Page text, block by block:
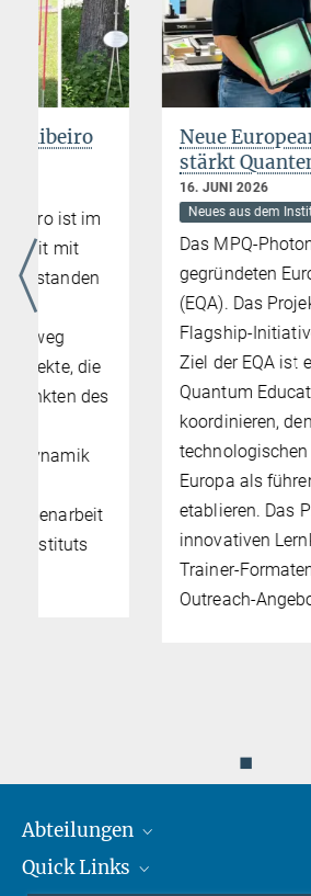
Christine Wolf
Presse- und Öffentlichkeitsarbeit
+49 89 32905-599
christine.wolf@...
Neue European Quantum
stärkt Quantenbildung in
Neues aus dem Institut
PhotonLab
Das MPQ-PhotonLab ist
gegründeten European
(EQA). Das Projekt ist Teil der
Flagship-Initiative der
Ziel der EQA ist es, die
Quantum Education
koordinieren, den
technologischen Nachwuchs
Europa als führenden
etablieren. Das PhotonLab
innovativen Lernkonzepten,
Trainer-Formaten sowie
Outreach-Angeboten.
◼
Abteilungen
Attosekundenphysik
Quick Links